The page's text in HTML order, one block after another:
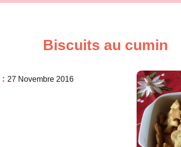
Biscuits au cumin
:27 Novembre 2016